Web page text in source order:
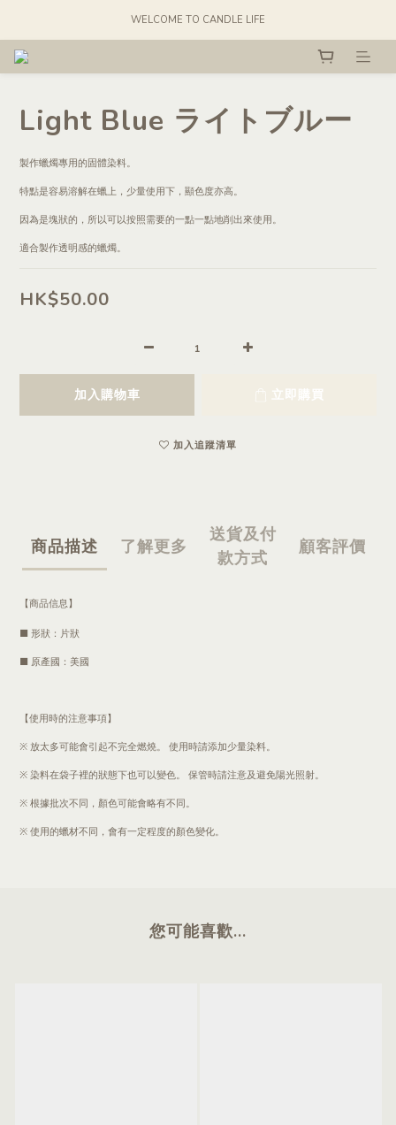
WELCOME TO CANDLE LIFE
Light Blue ライトブルー
製作蠟燭專用的固體染料。
特點是容易溶解在蠟上，少量使用下，顯色度亦高。
因為是塊狀的，所以可以按照需要的一點一點地削出來使用。
適合製作透明感的蠟燭。
HK$50.00
加入購物車 立即購買
加入追蹤清單
商品描述 了解更多
送貨及付
款方式
顧客評價
【商品信息】
■ 形狀：片狀
■ 原產國：美國
【使用時的注意事項】
※ 放太多可能會引起不完全燃燒。 使用時請添加少量染料。
※ 染料在袋子裡的狀態下也可以變色。 保管時請注意及避免陽光照射。
※ 根據批次不同，顏色可能會略有不同。
※ 使用的蠟材不同，會有一定程度的顏色變化。
您可能喜歡...